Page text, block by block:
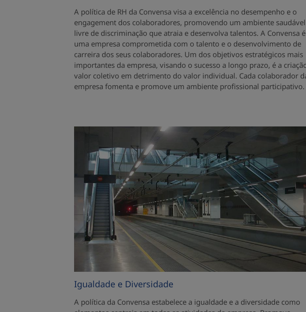
A política de RH da Convensa visa a excelência no desempenho e o
engagement dos colaboradores, promovendo um ambiente
livre de discriminação que atraia e desenvolva talentos. A Convensa é
uma empresa comprometida com o talento e o desenvolvimento de
carreira dos seus colaboradores. Um dos objetivos estratégicos mais
importantes da empresa, visando o sucesso a longo prazo, é a
valor coletivo em detrimento do valor individual. Cada colaborador
empresa fomenta e promove um ambiente profissional participativo.
Igualdade e Diversidade
A política da Convensa estabelece a igualdade e a diversidade como